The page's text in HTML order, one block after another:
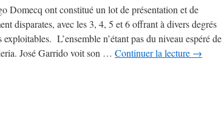
Domecq ont constitué un lot de présentation et de
disparates, avec les 3, 4, 5 et 6 offrant à divers degrés
exploitables. L’ensemble n’étant pas du niveau espéré de
José Garrido voit son … Continuer la lecture →